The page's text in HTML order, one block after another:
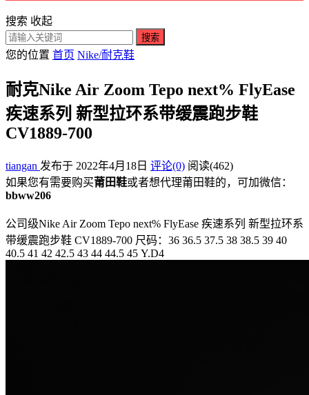
搜索 收起
搜索
您的位置 首页 Nike/耐克鞋
耐克Nike Air Zoom Tepo next% FlyEase
疾速系列 新型拉环系带缓震跑步鞋
CV1889-700
tiangan 发布于 2022年4月18日 评论(0) 阅读(462)
如果您有需要购买莆田鞋或者想代理莆田鞋的，可加微信：
bbww206
公司级Nike Air Zoom Tepo next% FlyEase 疾速系列 新型拉环系
带缓震跑步鞋 CV1889-700 尺码：36 36.5 37.5 38 38.5 39 40
40.5 41 42 42.5 43 44 44.5 45 Y.D4